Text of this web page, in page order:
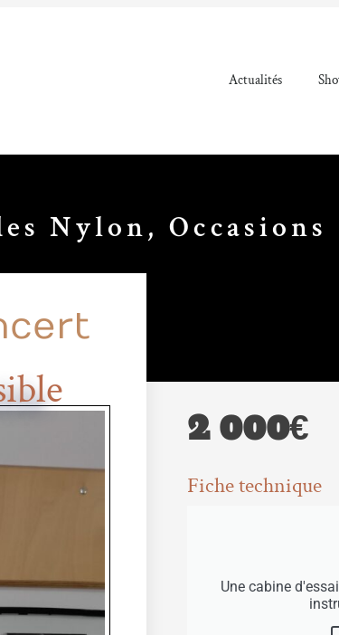
Actualités
Nylon, Occasions
2 000€
Fiche technique
Une cabine